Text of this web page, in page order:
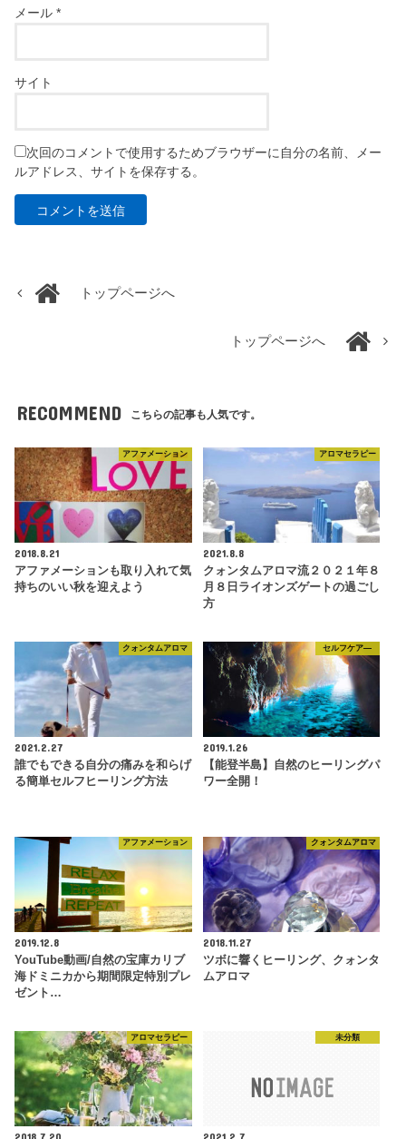
メール*
サイト
次回のコメントで使用するためブラウザーに自分の名前、メー
ルアドレス、サイトを保存する。
トップページへ
トップページへ
RECOMMEND こちらの記事も人気です。
アファメーション
2018.8.21
アファメーションも取り入れて気
持ちのいい秋を迎えよう
アロマセラピー
2021.8.8
クォンタムアロマ流２０２１年８
月８日ライオンズゲートの過ごし
方
クォンタムアロマ
2021.2.27
誰でもできる自分の痛みを和らげ
る簡単セルフヒーリング方法
セルフケア―
2019.1.26
【能登半島】自然のヒーリングパ
ワー全開！
アファメーション
2019.12.8
YouTube動画/自然の宝庫カリブ
海ドミニカから期間限定特別プレ
ゼント…
クォンタムアロマ
2018.11.27
ツボに響くヒーリング、クォンタ
ムアロマ
アロマセラピー
2018.7.20
未分類
2021.2.7